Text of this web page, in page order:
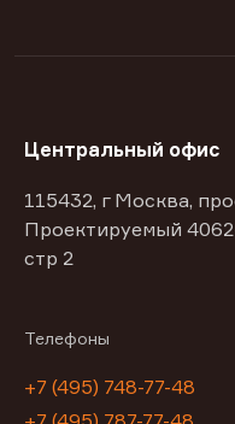
Центральный офис
115432, г Москва,
Проектируемый
стр 2
Телефоны
+7 (495) 748-77-48